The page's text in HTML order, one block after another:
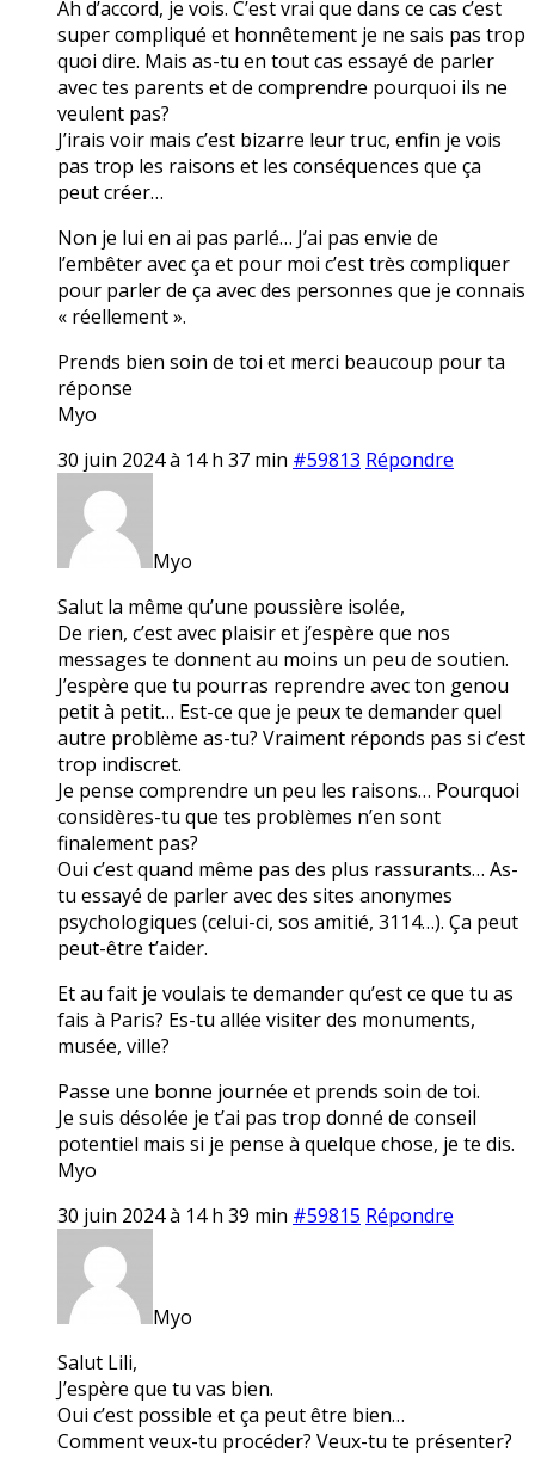
Ah d’accord, je vois. C’est vrai que dans ce cas c’est
super compliqué et honnêtement je ne sais pas trop
quoi dire. Mais as-tu en tout cas essayé de parler
avec tes parents et de comprendre pourquoi ils ne
veulent pas?
J’irais voir mais c’est bizarre leur truc, enfin je vois
pas trop les raisons et les conséquences que ça
peut créer…
Non je lui en ai pas parlé… J’ai pas envie de
l’embêter avec ça et pour moi c’est très compliquer
pour parler de ça avec des personnes que je connais
« réellement ».
Prends bien soin de toi et merci beaucoup pour ta
réponse
Myo
30 juin 2024 à 14 h 37 min #59813 Répondre
Myo
Salut la même qu’une poussière isolée,
De rien, c’est avec plaisir et j’espère que nos
messages te donnent au moins un peu de soutien.
J’espère que tu pourras reprendre avec ton genou
petit à petit… Est-ce que je peux te demander quel
autre problème as-tu? Vraiment réponds pas si c’est
trop indiscret.
Je pense comprendre un peu les raisons… Pourquoi
considères-tu que tes problèmes n’en sont
finalement pas?
Oui c’est quand même pas des plus rassurants… As-
tu essayé de parler avec des sites anonymes
psychologiques (celui-ci, sos amitié, 3114…). Ça peut
peut-être t’aider.
Et au fait je voulais te demander qu’est ce que tu as
fais à Paris? Es-tu allée visiter des monuments,
musée, ville?
Passe une bonne journée et prends soin de toi.
Je suis désolée je t’ai pas trop donné de conseil
potentiel mais si je pense à quelque chose, je te dis.
Myo
30 juin 2024 à 14 h 39 min #59815 Répondre
Myo
Salut Lili,
J’espère que tu vas bien.
Oui c’est possible et ça peut être bien…
Comment veux-tu procéder? Veux-tu te présenter?